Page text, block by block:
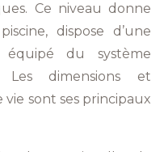
Ce niveau donne
dispose d’une
du système
Les dimensions et
vie sont ses principaux